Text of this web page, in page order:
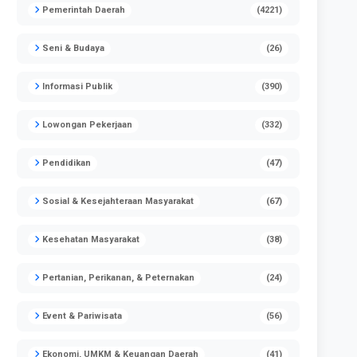
Pemerintah Daerah (4221)
Seni & Budaya (26)
Informasi Publik (390)
Lowongan Pekerjaan (332)
Pendidikan (47)
Sosial & Kesejahteraan Masyarakat (67)
Kesehatan Masyarakat (38)
Pertanian, Perikanan, & Peternakan (24)
Event & Pariwisata (56)
Ekonomi, UMKM & Keuangan Daerah (41)